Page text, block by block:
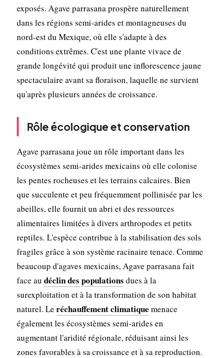
exposés. Agave parrasana prospère naturellement
dans les régions semi-arides et montagneuses du
nord-est du Mexique, où elle s'adapte à des
conditions extrêmes. C'est une plante vivace de
grande longévité qui produit une inflorescence jaune
spectaculaire avant sa floraison, laquelle ne survient
qu'après plusieurs années de croissance.
Rôle écologique et conservation
Agave parrasana joue un rôle important dans les
écosystèmes semi-arides mexicains où elle colonise
les pentes rocheuses et les terrains calcaires. Bien
que succulente et peu fréquemment pollinisée par les
abeilles, elle fournit un abri et des ressources
alimentaires limitées à divers arthropodes et petits
reptiles. L'espèce contribue à la stabilisation des sols
fragiles grâce à son système racinaire tenace. Comme
beaucoup d'agaves mexicains, Agave parrasana fait
face au déclin des populations dues à la
surexploitation et à la transformation de son habitat
naturel. Le réchauffement climatique menace
également les écosystèmes semi-arides en
augmentant l'aridité régionale, réduisant ainsi les
zones favorables à sa croissance et à sa reproduction.